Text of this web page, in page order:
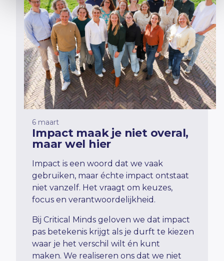
6 maart
Impact maak je niet overal,
maar wel hier
Impact is een woord dat we vaak
gebruiken, maar échte impact ontstaat
niet vanzelf. Het vraagt om keuzes,
focus en verantwoordelijkheid.
Bij Critical Minds geloven we dat impact
pas betekenis krijgt als je durft te kiezen
waar je het verschil wilt én kunt
maken. We realiseren ons dat we niet